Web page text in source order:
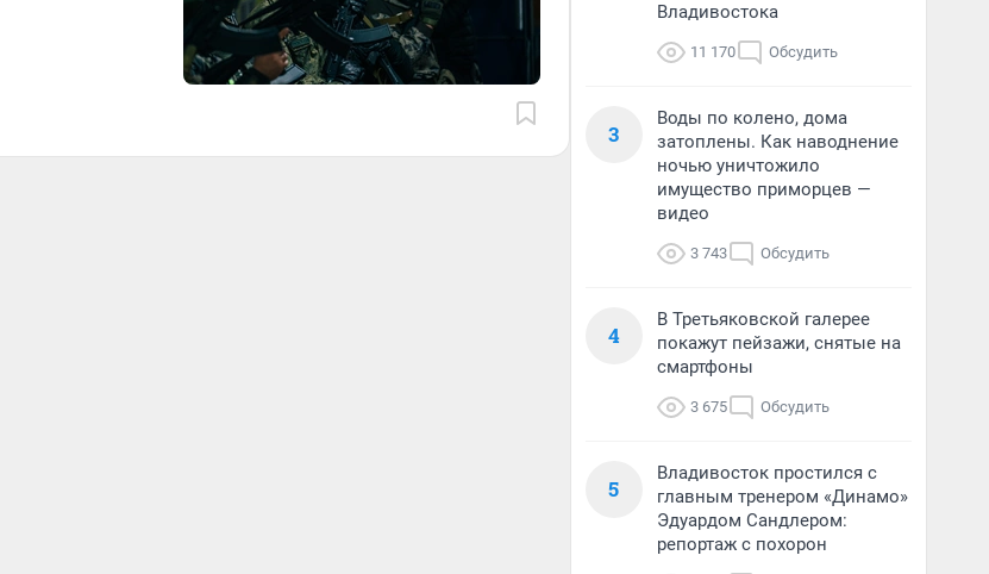
Владивостока
11 170 Обсудить
3
Воды по колено, дома
затоплены. Как наводнение
ночью уничтожило
имущество приморцев —
видео
3 743 Обсудить
4
В Третьяковской галерее
покажут пейзажи, снятые на
смартфоны
3 675 Обсудить
5
Владивосток простился с
главным тренером «Динамо»
Эдуардом Сандлером:
репортаж с похорон